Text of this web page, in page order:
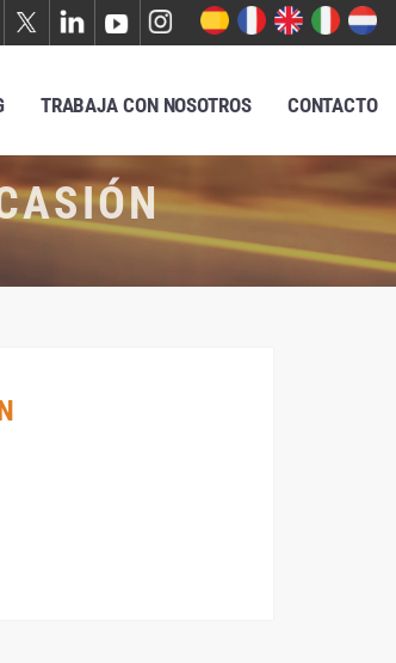
TRABAJA CON NOSOTROS CONTACTO